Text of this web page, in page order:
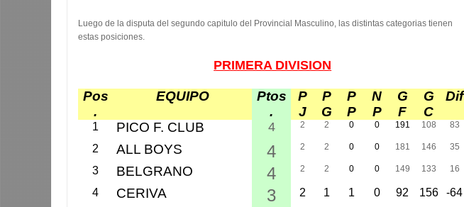
Luego de la disputa del segundo capitulo del Provincial Masculino, las distintas categorias tienen
estas posiciones.
PRIMERA DIVISION
Pos
.
EQUIPO
Ptos
.
P
J
P
G
P
P
N
P
G
F
G
C
Dif
1 PICO F. CLUB 4 2 2 0 0 191 108 83
2 ALL BOYS 4 2 2 0 0 181 146 35
3 BELGRANO 4 2 2 0 0 149 133 16
4 CERIVA 3 2 1 1 0 92 156
-64